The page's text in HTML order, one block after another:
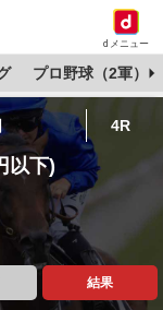
dメニュー
プロ野球（2軍）
4R
以下)
結果